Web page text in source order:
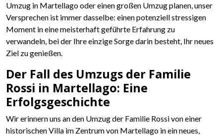
Umzug in Martellago oder einen großen Umzug planen, unser
Versprechen ist immer dasselbe: einen potenziell stressigen
Moment in eine meisterhaft geführte Erfahrung zu
verwandeln, bei der Ihre einzige Sorge darin besteht, Ihr neues
Ziel zu genießen.
Der Fall des Umzugs der Familie
Rossi in Martellago: Eine
Erfolgsgeschichte
Wir erinnern uns an den Umzug der Familie Rossi von einer
historischen Villa im Zentrum von Martellago in ein neues,